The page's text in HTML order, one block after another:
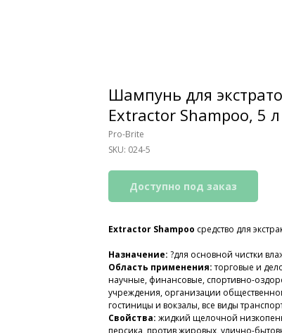
Шампунь для
Extractor Shampoo, 5 л
Pro-Brite
SKU: 024-5
Extractor Shampoo средство для
Назначение: ?для основной чистки
Область применения:торговые и
научные, финансовые, спортивно-
учреждения, организации
гостиницы и вокзалы, все виды
Свойства: жидкий щелочной
персика, против жировых, улично-